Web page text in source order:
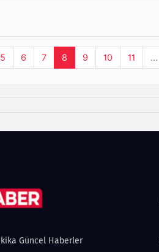
5 6 7 8 9 10 11 ...
Güncel Haberler